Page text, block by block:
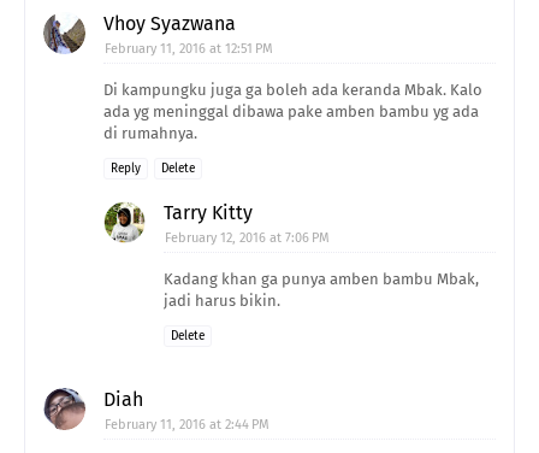
Vhoy Syazwana
February 11, 2016 at 12:51 PM
Di kampungku juga ga boleh ada keranda Mbak. Kalo
ada yg meninggal dibawa pake amben bambu yg ada
di rumahnya.
Reply Delete
Tarry Kitty
February 12, 2016 at 7:06 PM
Kadang khan ga punya amben bambu Mbak,
jadi harus bikin.
Delete
Diah
February 11, 2016 at 2:44 PM